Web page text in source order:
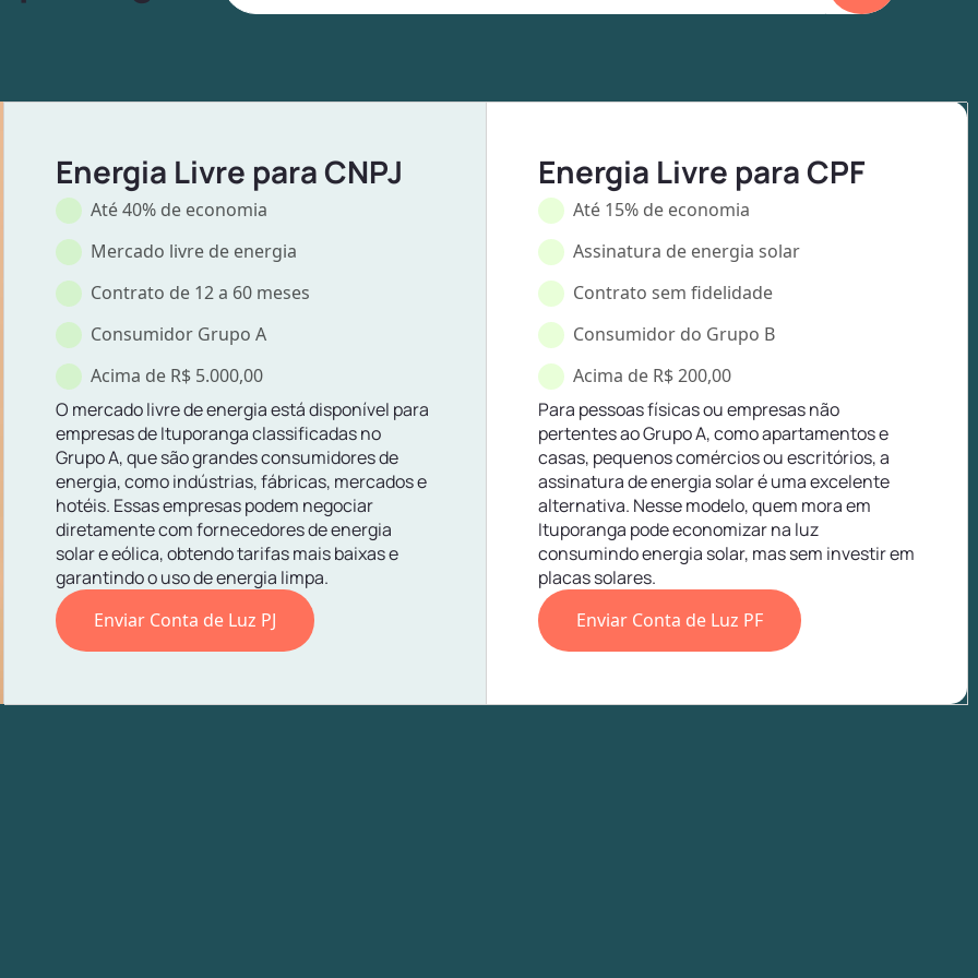
Energia Livre para CNPJ
Até 40% de economia
Mercado livre de energia
Contrato de 12 a 60 meses
Consumidor Grupo A
Acima de R$ 5.000,00
O mercado livre de energia está disponível para
empresas de Ituporanga classificadas no
Grupo A, que são grandes consumidores de
energia, como indústrias, fábricas, mercados e
hotéis. Essas empresas podem negociar
diretamente com fornecedores de energia
solar e eólica, obtendo tarifas mais baixas e
garantindo o uso de energia limpa.
Enviar Conta de Luz PJ
Energia Livre para CPF
Até 15% de economia
Assinatura de energia solar
Contrato sem fidelidade
Consumidor do Grupo B
Acima de R$ 200,00
Para pessoas físicas ou empresas não
pertentes ao Grupo A, como apartamentos e
casas, pequenos comércios ou escritórios, a
assinatura de energia solar é uma excelente
alternativa. Nesse modelo, quem mora em
Ituporanga pode economizar na luz
consumindo energia solar, mas sem investir em
placas solares.
Enviar Conta de Luz PF